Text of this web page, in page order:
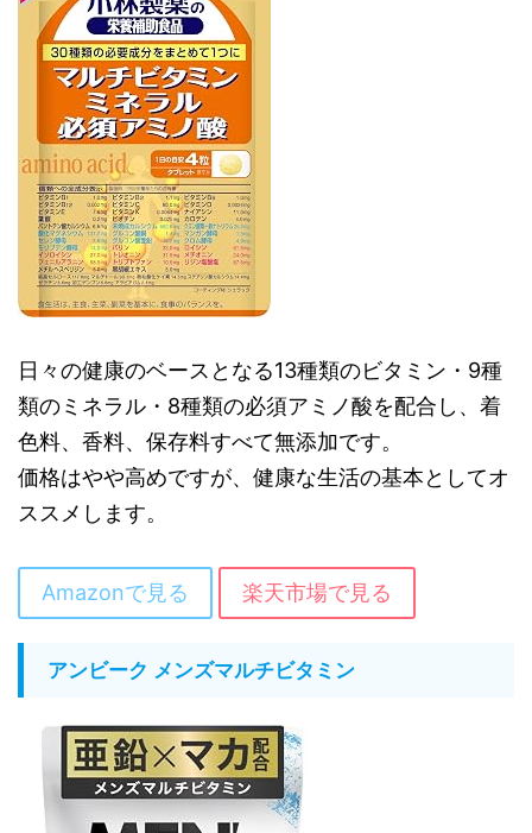
日々の健康のベースとなる13種類のビタミン・9種
類のミネラル・8種類の必須アミノ酸を配合し、着
色料、香料、保存料すべて無添加です。
価格はやや高めですが、健康な生活の基本としてオ
ススメします。
Amazonで見る 楽天市場で見る
アンビーク メンズマルチビタミン